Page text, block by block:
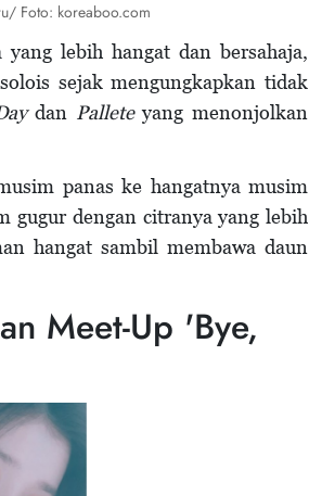
Foto: koreaboo.com
lebih hangat dan bersahaja,
sejak mengungkapkan tidak
dan Palleteyang menonjolkan
panas ke hangatnya musim
gugur dengan citranya yang lebih
hangat sambil membawa daun
Meet-Up 'Bye,